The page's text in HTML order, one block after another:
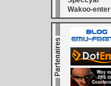
Wakoo-enter